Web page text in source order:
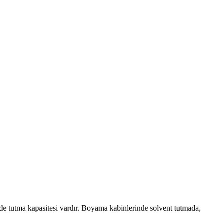
tutma kapasitesi vardır. Boyama kabinlerinde solvent tutmada,